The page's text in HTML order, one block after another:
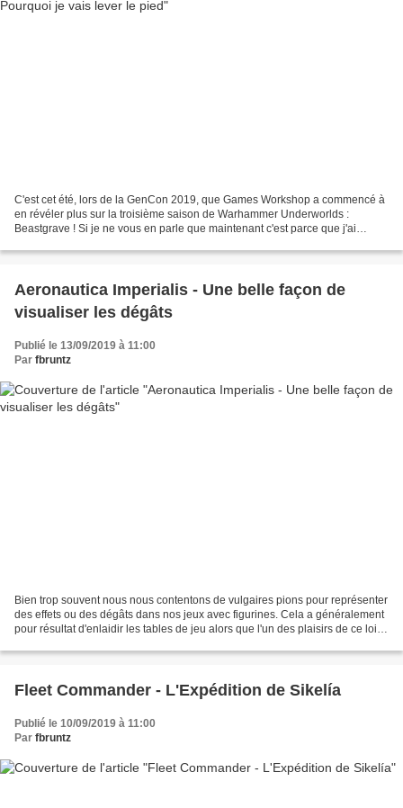
C'est cet été, lors de la GenCon 2019, que Games Workshop a commencé à
en révéler plus sur la troisième saison de Warhammer Underworlds :
Beastgrave ! Si je ne vous en parle que maintenant c'est parce que j'ai
Aeronautica Imperialis - Une belle façon de
visualiser les dégâts
Publié le 13/09/2019 à 11:00
Par fbruntz
Bien trop souvent nous nous contentons de vulgaires pions pour représenter
des effets ou des dégâts dans nos jeux avec figurines. Cela a généralement
pour résultat d'enlaidir les tables de jeu alors que l'un des plaisirs de ce loisir
Fleet Commander - L'Expédition de Sikelía
Publié le 10/09/2019 à 11:00
Par fbruntz